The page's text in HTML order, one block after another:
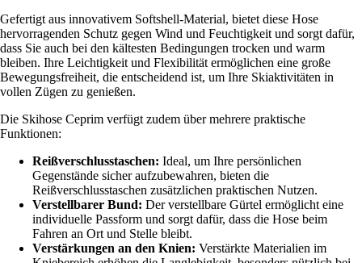
Gefertigt aus innovativem Softshell-Material, bietet diese Hose
hervorragenden Schutz gegen Wind und Feuchtigkeit und sorgt dafür,
dass Sie auch bei den kältesten Bedingungen trocken und warm
bleiben. Ihre Leichtigkeit und Flexibilität ermöglichen eine große
Bewegungsfreiheit, die entscheidend ist, um Ihre Skiaktivitäten in
vollen Zügen zu genießen.
Die Skihose Ceprim verfügt zudem über mehrere praktische
Funktionen:
Reißverschlusstaschen: Ideal, um Ihre persönlichen
Gegenstände sicher aufzubewahren, bieten die
Reißverschlusstaschen zusätzlichen praktischen Nutzen.
Verstellbarer Bund: Der verstellbare Gürtel ermöglicht eine
individuelle Passform und sorgt dafür, dass die Hose beim
Fahren an Ort und Stelle bleibt.
Verstärkungen an den Knien: Verstärkte Materialien im